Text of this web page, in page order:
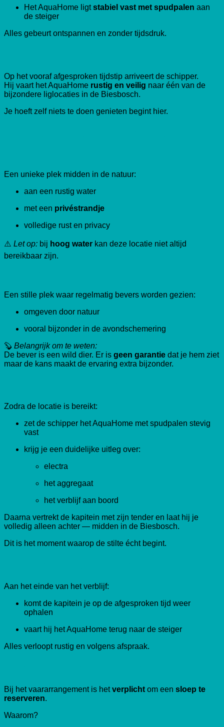
Het AquaHome ligtstabiel vast met spudpalen aan
de steiger
Alles gebeurt ontspannen en zonder tijdsdruk.
Op het vooraf afgesproken tijdstip arriveert de schipper.
Hij vaart het AquaHome rustig en veilig naar één van de
bijzondere liglocaties in de Biesbosch.
Je hoeft zelf niets te doen genieten begint hier.
Een unieke plek midden in de natuur:
aan een rustig water
met een privéstrandje
volledige rust en privacy
⚠️ Let op: bij hoog water kan deze locatie niet altijd
bereikbaar zijn.
Een stille plek waar regelmatig bevers worden gezien:
omgeven door natuur
vooral bijzonder in de avondschemering
🦫 Belangrijk om te weten:
De bever is een wild dier. Er is geen garantie dat je hem ziet
maar de kans maakt de ervaring extra bijzonder.
Zodra de locatie is bereikt:
zet de schipper het AquaHome met spudpalen stevig
vast
krijg je een duidelijke uitleg over:
electra
het aggregaat
het verblijf aan boord
Daarna vertrekt de kapitein met zijn tender en laat hij je
volledig alleen achter — midden in de Biesbosch.
Dit is het moment waarop de stilte écht begint.
Aan het einde van het verblijf:
komt de kapitein je op de afgesproken tijd weer
ophalen
vaart hij het AquaHome terug naar de steiger
Alles verloopt rustig en volgens afspraak.
Bij het vaararrangement is hetverplicht om een sloep te
reserveren.
Waarom?